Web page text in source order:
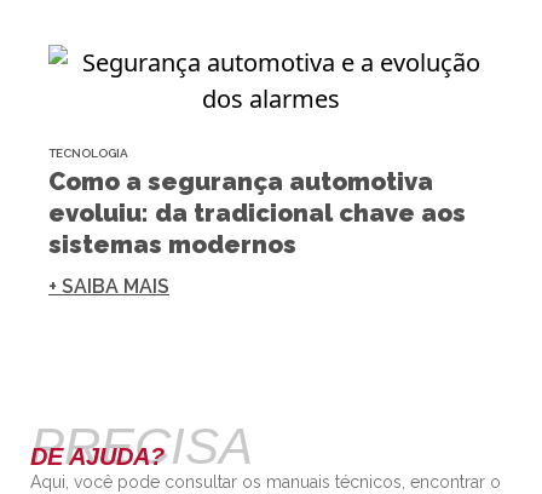
TECNOLOGIA
Como a segurança automotiva
evoluiu: da tradicional chave aos
sistemas modernos
+ SAIBA MAIS
PRECISA
DE AJUDA?
Aqui, você pode consultar os manuais técnicos, encontrar o